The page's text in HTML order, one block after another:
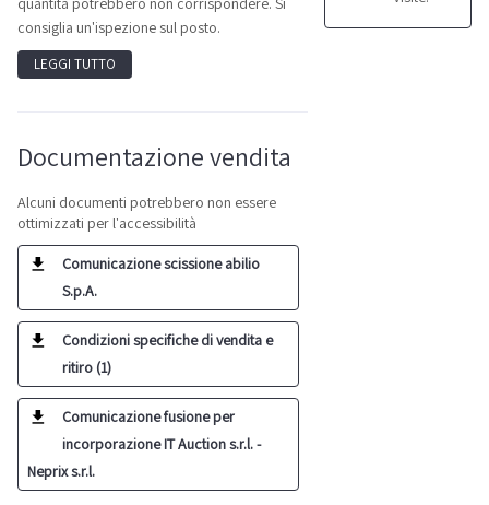
consiglia un'ispezione sul posto.
LEGGI TUTTO
Documentazione vendita
Alcuni documenti potrebbero non essere
ottimizzati per l'accessibilità
Comunicazione scissione abilio
S.p.A.
Condizioni specifiche di vendita e
ritiro (1)
Comunicazione fusione per
incorporazione IT Auction s.r.l. -
Neprix s.r.l.